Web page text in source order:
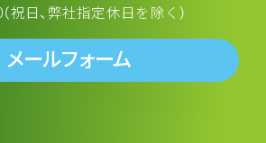
祝日、弊社指定休日を除く）
メールフォーム